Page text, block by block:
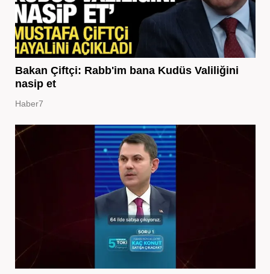
Bakan Çiftçi: Rabb'im bana Kudüs Valiliğini
nasip et
Haber7